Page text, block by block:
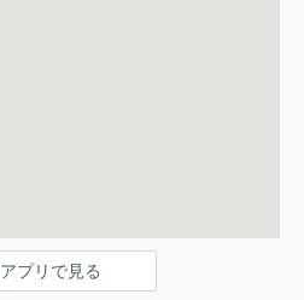
プリで見る